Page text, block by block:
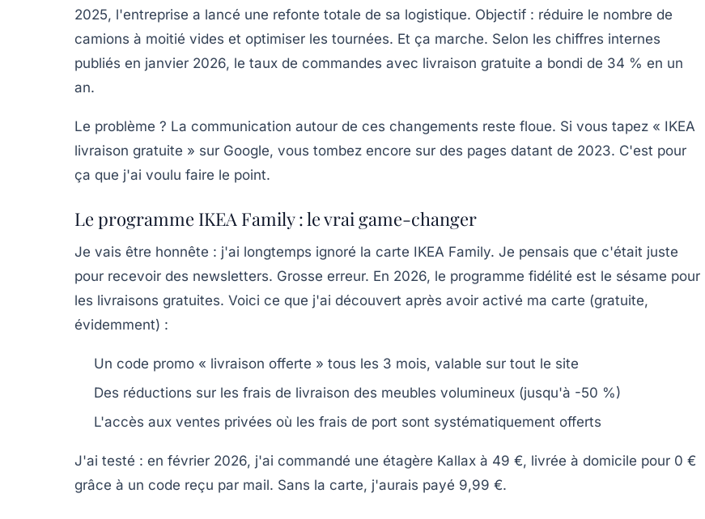
2025, l'entreprise a lancé une refonte totale de sa logistique. Objectif : réduire le nombre de
camions à moitié vides et optimiser les tournées. Et ça marche. Selon les chiffres internes
publiés en janvier 2026, le taux de commandes avec livraison gratuite a bondi de 34 % en un
an.
Le problème ? La communication autour de ces changements reste floue. Si vous tapez « IKEA
livraison gratuite » sur Google, vous tombez encore sur des pages datant de 2023. C'est pour
ça que j'ai voulu faire le point.
Le programme IKEA Family : le vrai game-changer
Je vais être honnête : j'ai longtemps ignoré la carte IKEA Family. Je pensais que c'était juste
pour recevoir des newsletters. Grosse erreur. En 2026, le programme fidélité est le sésame pour
les livraisons gratuites. Voici ce que j'ai découvert après avoir activé ma carte (gratuite,
évidemment) :
Un code promo « livraison offerte » tous les 3 mois, valable sur tout le site
Des réductions sur les frais de livraison des meubles volumineux (jusqu'à -50 %)
L'accès aux ventes privées où les frais de port sont systématiquement offerts
J'ai testé : en février 2026, j'ai commandé une étagère Kallax à 49 €, livrée à domicile pour 0 €
grâce à un code reçu par mail. Sans la carte, j'aurais payé 9,99 €.